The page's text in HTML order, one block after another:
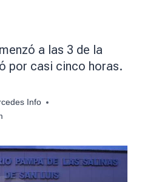
a las 3 de la
por casi cinco horas.
Info